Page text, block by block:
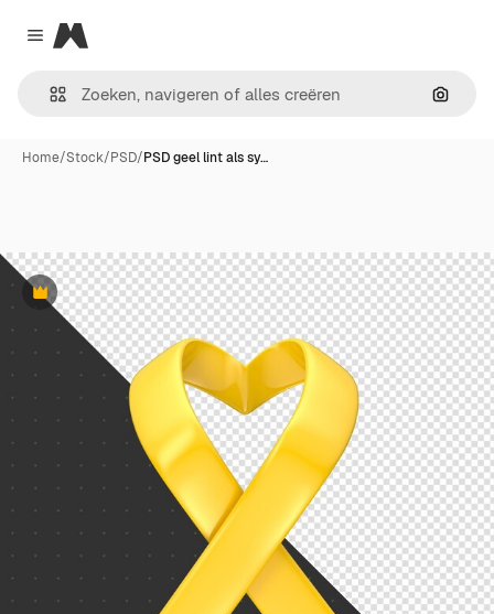
Close menu
Magnific
Home/Stock/PSD/PSD geel lint als sy…
Premium